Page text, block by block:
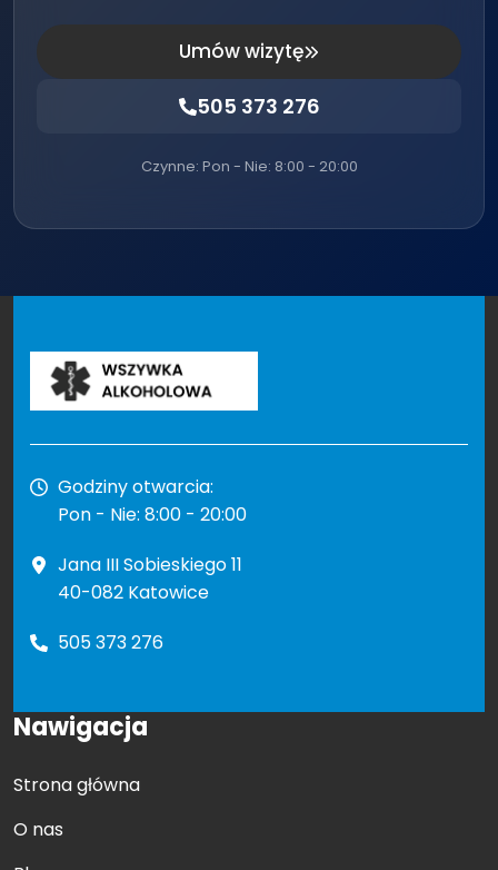
Umów wizytę
505 373 276
Czynne: Pon - Nie: 8:00 - 20:00
Godziny otwarcia:
Pon - Nie: 8:00 - 20:00
Jana III Sobieskiego 11
40-082 Katowice
505 373 276
Nawigacja
Strona główna
O nas